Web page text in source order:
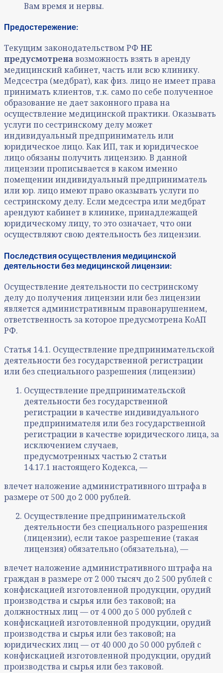
Вам время и нервы.
Предостережение:
Текущим законодательством РФ НЕ
предусмотренавозможность взять в аренду
медицинский кабинет, часть или всю клинику.
Медсестра (медбрат), как физ. лицо не имеет права
принимать клиентов, т.к. само по себе полученное
образование не дает законного права на
осуществление медицинской практики. Оказывать
услуги по сестринскому делу может
индивидуальный предприниматель или
юридическое лицо. Как ИП, так и юридическое
лицо обязаны получить лицензию. В данной
лицензии прописывается в каком именно
помещении индивидуальный предприниматель
или юр. лицо имеют право оказывать услуги по
сестринскому делу. Если медсестра или медбрат
арендуют кабинет в клинике, принадлежащей
юридическому лицу, то это означает, что они
осуществляют свою деятельность без лицензии.
Последствия осуществления медицинской
деятельности без медицинской лицензии:
Осуществление деятельности по сестринскому
делу до получения лицензии или без лицензии
является административным правонарушением,
ответственность за которое предусмотрена КоАП
РФ.
Статья 14.1. Осуществление предпринимательской
деятельности без государственной регистрации
или без специального разрешения (лицензии)
Осуществление предпринимательской
деятельности без государственной
регистрации в качестве индивидуального
предпринимателя или без государственной
регистрации в качестве юридического лица, за
исключением случаев,
предусмотренных частью 2 статьи
14.17.1 настоящего Кодекса, —
влечет наложение административного штрафа в
размере от 500 до 2 000 рублей.
Осуществление предпринимательской
деятельности без специального разрешения
(лицензии), если такое разрешение (такая
лицензия) обязательно (обязательна), —
влечет наложение административного штрафа на
граждан в размере от 2 000 тысяч до 2 500 рублей с
конфискацией изготовленной продукции, орудий
производства и сырья или без таковой; на
должностных лиц — от 4 000 до 5 000 рублей с
конфискацией изготовленной продукции, орудий
производства и сырья или без таковой; на
юридических лиц — от 40 000 до 50 000 рублей с
конфискацией изготовленной продукции, орудий
производства и сырья или без таковой.